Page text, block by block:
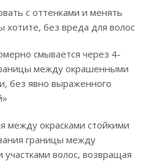
с оттенками и менять
хотите, без вреда для волос
смывается через 4-
между окрашенными
без явно выраженного
между окрасками стойкими
границы между
волос, возвращая